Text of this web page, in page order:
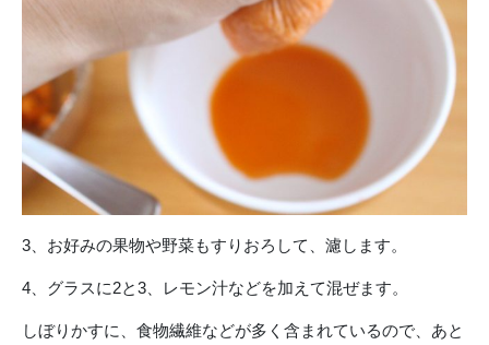
3、お好みの果物や野菜もすりおろして、濾します。
4、グラスに2と3、レモン汁などを加えて混ぜます。
しぼりかすに、食物繊維などが多く含まれているので、あと